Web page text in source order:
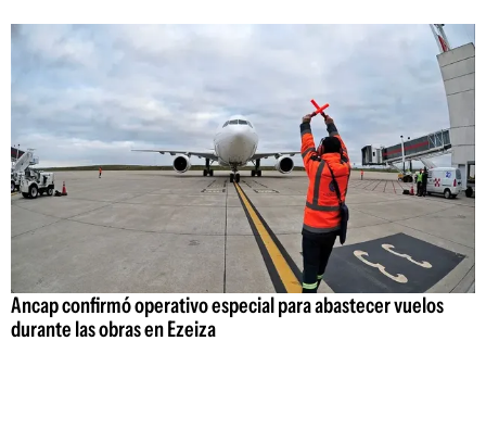
Ancap confirmó operativo especial para abastecer vuelos
durante las obras en Ezeiza